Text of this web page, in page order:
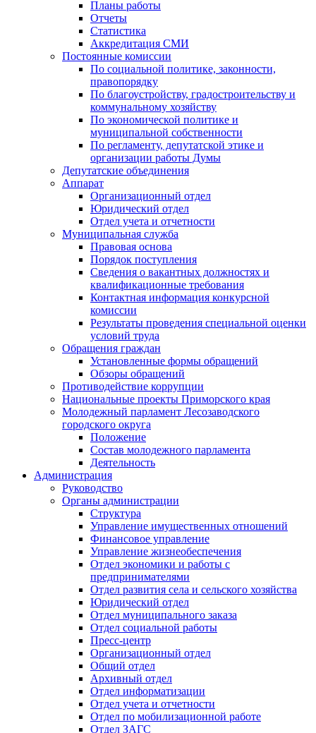
Планы работы
Отчеты
Статистика
Аккредитация СМИ
Постоянные комиссии
По социальной политике, законности,
правопорядку
По благоустройству, градостроительству и
коммунальному хозяйству
По экономической политике и
муниципальной собственности
По регламенту, депутатской этике и
организации работы Думы
Депутатские объединения
Аппарат
Организационный отдел
Юридический отдел
Отдел учета и отчетности
Муниципальная служба
Правовая основа
Порядок поступления
Сведения о вакантных должностях и
квалификационные требования
Контактная информация конкурсной
комиссии
Результаты проведения специальной оценки
условий труда
Обращения граждан
Установленные формы обращений
Обзоры обращений
Противодействие коррупции
Национальные проекты Приморского края
Молодежный парламент Лесозаводского
городского округа
Положение
Состав молодежного парламента
Деятельность
Администрация
Руководство
Органы администрации
Структура
Управление имущественных отношений
Финансовое управление
Управление жизнеобеспечения
Отдел экономики и работы с
предпринимателями
Отдел развития села и сельского хозяйства
Юридический отдел
Отдел муниципального заказа
Отдел социальной работы
Пресс-центр
Организационный отдел
Общий отдел
Архивный отдел
Отдел информатизации
Отдел учета и отчетности
Отдел по мобилизационной работе
Отдел ЗАГС